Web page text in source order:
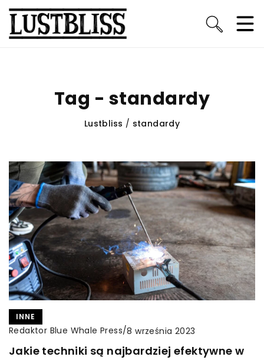
Tag - standardy
Lustbliss / standardy
INNE
Redaktor Blue Whale Press/8 września 2023
Jakie techniki są najbardziej efektywne w